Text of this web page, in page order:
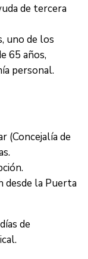
de tercera
uno de los
65 años,
personal.
(Concejalía de
desde la Puerta
de